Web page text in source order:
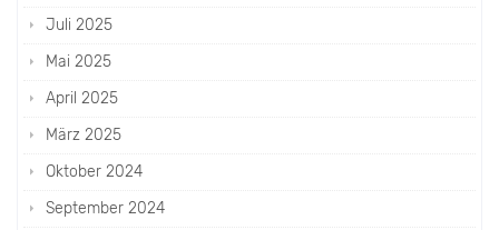
Juli 2025
Mai 2025
April 2025
März 2025
Oktober 2024
September 2024